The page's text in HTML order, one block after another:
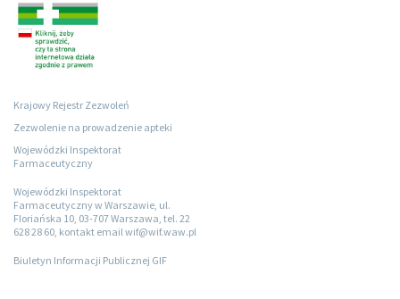
Krajowy Rejestr Zezwoleń
Zezwolenie na prowadzenie apteki
Wojewódzki Inspektorat
Farmaceutyczny
Wojewódzki Inspektorat
Farmaceutyczny w Warszawie, ul.
Floriańska 10, 03-707 Warszawa, tel. 22
628 28 60, kontakt email wif@wif.waw.pl
Biuletyn Informacji Publicznej GIF